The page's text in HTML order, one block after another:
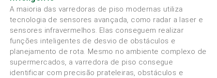
A maioria das varredoras de piso modernas utiliza
tecnologia de sensores avançada, como radar a laser e
sensores infravermelhos. Elas conseguem realizar
funções inteligentes de desvio de obstáculos e
planejamento de rota. Mesmo no ambiente complexo de
supermercados, a varredora de piso consegue
identificar com precisão prateleiras, obstáculos e